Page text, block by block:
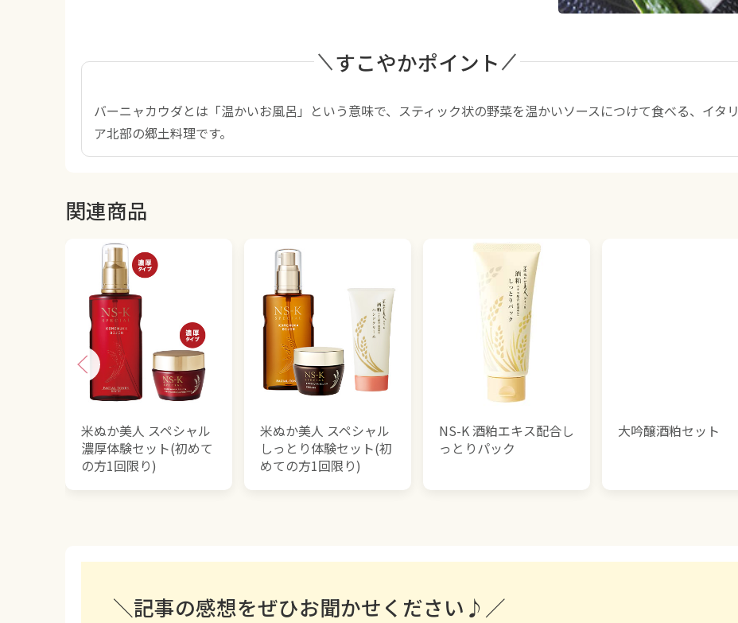
すこやかポイント
バーニャカウダとは「温かいお風呂」という意味で、スティック状の野菜を温かいソースにつけて食べる、イタリ
ア北部の郷土料理です。
関連商品
米ぬか美人 スペシャル
濃厚体験セット(初めて
の方1回限り)
米ぬか美人 スペシャル
しっとり体験セット(初
めての方1回限り)
NS-K 酒粕エキス配合し
っとりパック
大吟醸酒粕セット
＼記事の感想をぜひお聞かせください♪／